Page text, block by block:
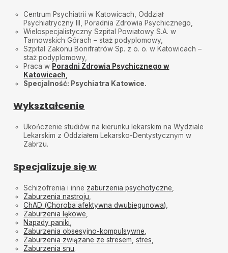
Centrum Psychiatrii w Katowicach, Oddział
Psychiatryczny III, Poradnia Zdrowia Psychicznego,
Wielospecjalistyczny Szpital Powiatowy S.A. w
Tarnowskich Górach – staż podyplomowy,
Szpital Zakonu Bonifratrów Sp. z o. o. w Katowicach –
staż podyplomowy,
Praca w Poradni Zdrowia Psychicznego w
Katowicach
Specjalność: Psychiatra Katowice.
Wykształcenie
Ukończenie studiów na kierunku lekarskim na Wydziale
Lekarskim z Oddziałem Lekarsko-Dentystycznym w
Zabrzu.
Specjalizuje się w
Schizofrenia i inne zaburzenia psychotyczne
Zaburzenia nastroju
ChAD (Choroba afektywna dwubiegunowa)
Zaburzenia lękowe
Napady paniki
Zaburzenia obsesyjno-kompulsywne
Zaburzenia związane ze stresem ,stres
Zaburzenia snu.